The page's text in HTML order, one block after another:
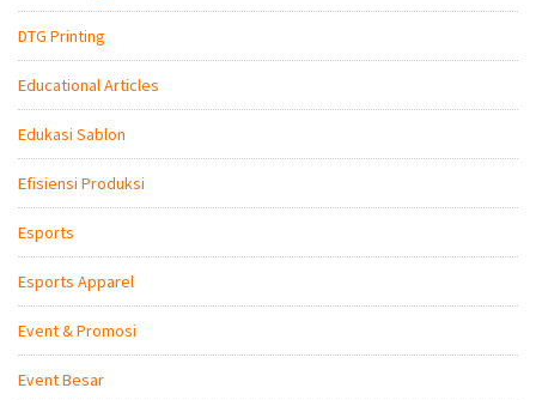
DTG Printing
Educational Articles
Edukasi Sablon
Efisiensi Produksi
Esports
Esports Apparel
Event & Promosi
Event Besar